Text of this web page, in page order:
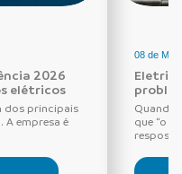
2026
elétricos
dos principais
empresa é
08 de
Quando
que “o
resposta